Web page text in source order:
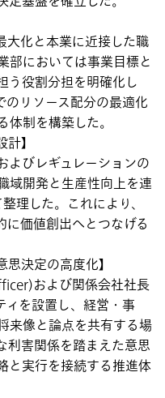
大化と本業に近接した職
部においては事業目標と
う役割分担を明確化し
のリソース配分の最適化
制を構築した。
】
よびレギュレーションの
域開発と生産性向上を連
理した。これにより、
価値創出へとつなげる
思決定の高度化】
および関係会社社長
ィを設置し、経営・事
来像と論点を共有する場
利害関係を踏まえた意思
と実行を接続する推進体